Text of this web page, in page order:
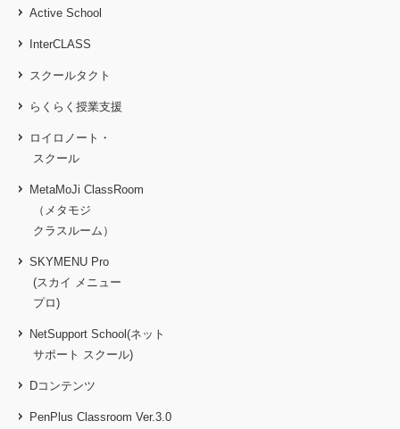
Active School
InterCLASS
スクールタクト
らくらく授業支援
ロイロノート・
スクール
MetaMoJi ClassRoom
（メタモジ
クラスルーム）
SKYMENU Pro
(スカイ メニュー
プロ)
NetSupport School(ネット
サポート スクール)
Dコンテンツ
PenPlus Classroom Ver.3.0